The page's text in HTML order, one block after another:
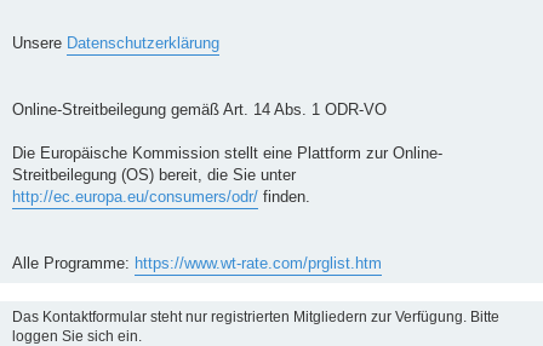
Unsere Datenschutzerklärung
Online-Streitbeilegung gemäß Art. 14 Abs. 1 ODR-VO
Die Europäische Kommission stellt eine Plattform zur Online-
Streitbeilegung (OS) bereit, die Sie unter
http://ec.europa.eu/consumers/odr/ finden.
Alle Programme: https://www.wt-rate.com/prglist.htm
Das Kontaktformular steht nur registrierten Mitgliedern zur Verfügung. Bitte
loggen Sie sich ein.